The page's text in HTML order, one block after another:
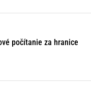
počítanie za hranice